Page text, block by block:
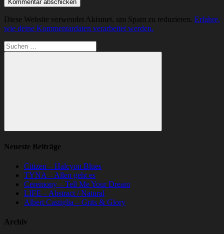
Diese Website verwendet Akismet, um Spam zu reduzieren. Erfahre,
wie deine Kommentardaten verarbeitet werden.
Suchen
nach:
Suchen
Neueste Beiträge
Citizen – Halcyon Blues
TYNA – Allen geht es
Ceremony – Tell Me Your Dream
LIFE – Abstract / Natural
Albert Castiglia – Grits & Glory
Archiv